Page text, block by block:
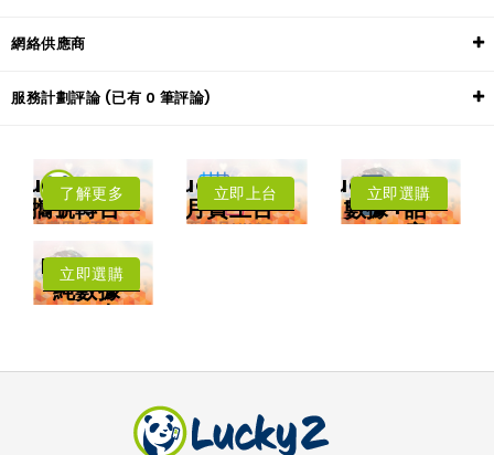
網絡供應商
服務計劃評論 (已有 0 筆評論)
LuckySIM
攜號轉台
年卡費用低至每
了解更多 LuckySIM
月費上台
低至每月HK$8
立即上台 LuckySIM
數據+話
音
立即選購
Lucky2
純數據
卡
碼
立即選購